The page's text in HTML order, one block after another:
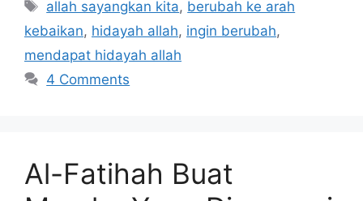
Tags
allah sayangkan kita, berubah ke arah
kebaikan, hidayah allah, ingin berubah,
mendapat hidayah allah
4 Comments
Al-Fatihah Buat